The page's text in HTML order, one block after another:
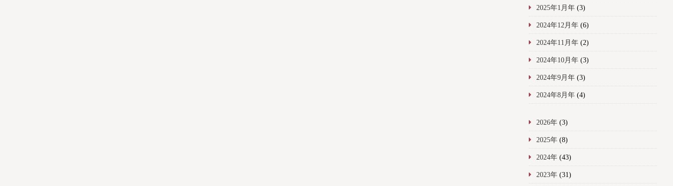
2025年1月年(3)
2024年12月年(6)
2024年11月年(2)
2024年10月年(3)
2024年9月年(3)
2024年8月年(4)
2026年(3)
2025年(8)
2024年(43)
2023年(31)